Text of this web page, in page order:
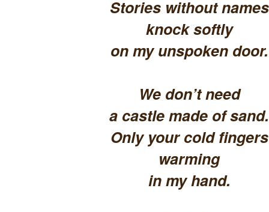
Stories without names
knock softly
on my unspoken door.
We don’t need
a castle made of sand.
Only your cold fingers
warming
in my hand.